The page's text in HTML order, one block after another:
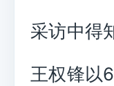
采访中得
王权锋以